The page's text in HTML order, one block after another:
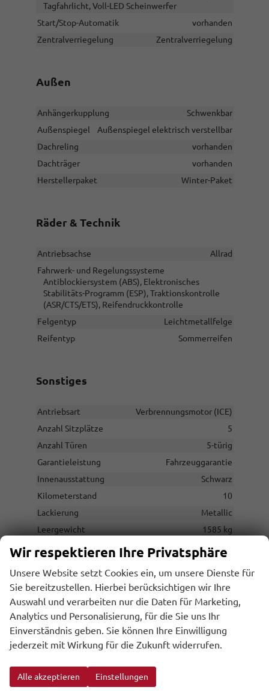
Tagfahrlicht, Voll-LED Scheinwerfer
Start/Stop-Automatik
vorhanden
Zentralverriegelung
Zentralverriegelung
Außen
Anhängerkupplung
Schwenkbar
Außenspiegel
Außenspiegel elektrisch verstellbar
Dachreling
vorhanden
Dachträger
vorhanden
Herstellerpaket
Winter-Paket
Räder & Technik
Antriebsachse
Allrad
Fahrwerk- und Regelungssysteme
Antiblockiersystem (ABS), Elektronisches
Stabilitäts-Programm (ESP), Traktionskontrolle
(ASR/CTS/ETS), Reifendruckkontrolle
Felgentyp
Leichtmetallfelge
Reifentyp
Sommerreifen
Sonstiges
Antriebsart
Verbrennungsmotor (ICE)
Anzahl Sitzplätze
5
Anzahl Türen
5-türig
Garantieleistung
Fahrzeuggarantie
Innenausstattung
Schwarz
Kilometerstand
10
Lackierung
Metallic
Leergewicht
1585 kg
Nichtraucher-Fahrzeug
vorhanden
Polsterung
Rußpartikelfilter / SCR
vorhanden
Stützlast
75 kg
Zustand
unfallfrei
Zustand, Beschaffenheit
Scheckheftgepflegt
Zustand, Fahrfähigkeit
fahrtauglich
UVP ohne
Wir respektieren Ihre Privatsphäre
Unsere Website setzt Cookies ein, um unsere Dienste für
Sie bereitzustellen. Hierbei berücksichtigen wir Ihre
Auswahl und verarbeiten nur die Daten für Marketing,
Analytics und Personalisierung, für die Sie uns Ihr
Einverständnis geben. Sie können Ihre Einwilligung
jederzeit mit Wirkung für die Zukunft widerrufen.
Alle akzeptieren Einstellungen